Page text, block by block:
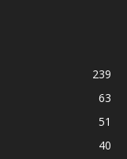
239
63
51
40